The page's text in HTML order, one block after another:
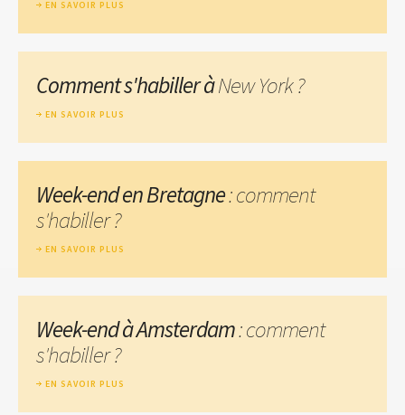
EN SAVOIR PLUS
Comment s'habiller àNew York ?
EN SAVOIR PLUS
Week-end en Bretagne: comment
s'habiller ?
EN SAVOIR PLUS
Week-end à Amsterdam: comment
s'habiller ?
EN SAVOIR PLUS